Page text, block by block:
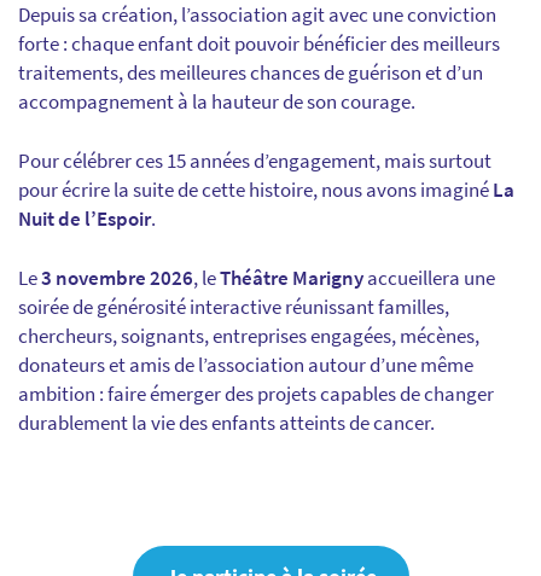
Depuis sa création, l’association agit avec une conviction
forte : chaque enfant doit pouvoir bénéficier des meilleurs
traitements, des meilleures chances de guérison et d’un
accompagnement à la hauteur de son courage.
Pour célébrer ces 15 années d’engagement, mais surtout
pour écrire la suite de cette histoire, nous avons imaginéLa
Nuit de l’Espoir.
Le3 novembre 2026, leThéâtre Marignyaccueillera une
soirée de générosité interactive réunissant familles,
chercheurs, soignants, entreprises engagées, mécènes,
donateurs et amis de l’association autour d’une même
ambition : faire émerger des projets capables de changer
durablement la vie des enfants atteints de cancer.